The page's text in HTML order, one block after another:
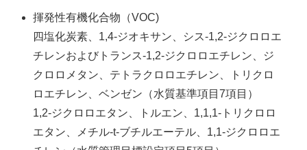
揮発性有機化合物（VOC)
四塩化炭素、1,4-ジオキサン、シス-1,2-ジクロロエ
チレンおよびトランス-1,2-ジクロロエチレン、ジ
クロロメタン、テトラクロロエチレン、トリクロ
ロエチレン、ベンゼン（水質基準項目7項目）
1,2-ジクロロエタン、トルエン、1,1,1-トリクロロ
エタン、メチル-t-ブチルエーテル、1,1-ジクロロエ